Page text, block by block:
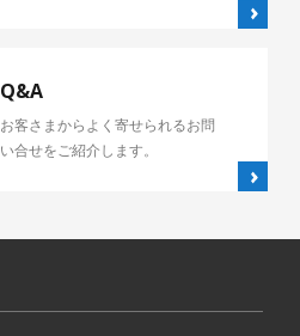
Q&A
お客さまからよく寄せられるお問
い合せをご紹介します。